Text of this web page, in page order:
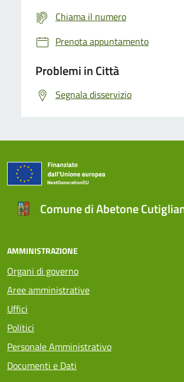
Chiama il numero
Prenota appuntamento
Problemi in Città
Segnala disservizio
Comune di Abetone
AMMINISTRAZIONE
Organi di governo
Aree amministrative
Uffici
Politici
Personale Amministrativo
Documenti e Dati